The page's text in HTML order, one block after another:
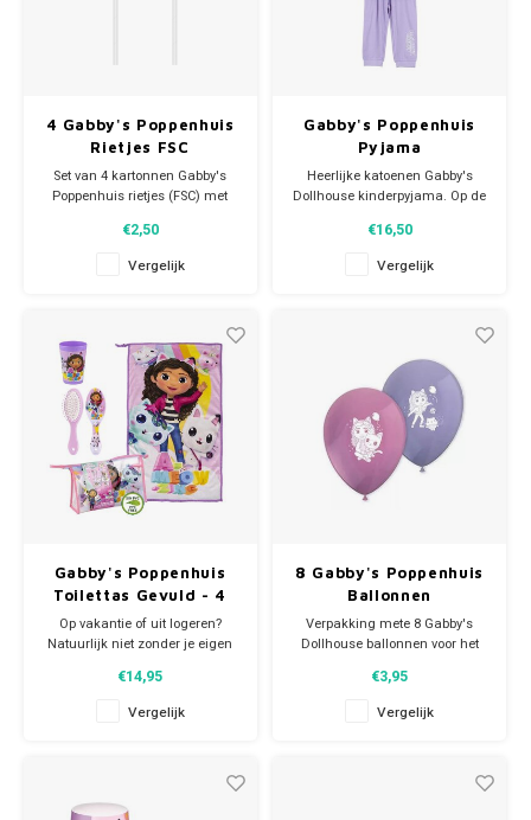
4 Gabby's Poppenhuis
Rietjes FSC
Set van 4 kartonnen Gabby's
Poppenhuis rietjes (FSC) met
Poek. Elke beker limonade wordt
pas écht feestelijk met
een rietje! Je Gabby's Dollhouse
€2,50
Vergelijk
Gabby's Poppenhuis
Pyjama
Heerlijke katoenen Gabby's
Dollhouse kinderpyjama. Op de
pyjama staan Gabby en Pandy
Poek. Materiaal: 100% katoen.
€16,50
Vergelijk
Gabby's Poppenhuis
Toilettas Gevuld - 4
Delig
Op vakantie of uit logeren?
Natuurlijk niet zonder je eigen
toebehoren. De Gabby's
Poppenhuis toilettas bevat een
plastic beker, haarborstel en een
€14,95
Vergelijk
8 Gabby's Poppenhuis
Ballonnen
Verpakking mete 8 Gabby's
Dollhouse ballonnen voor het
ballonnen hebben een
doorsnede van 28 cm.
Materiaal: latex/gummi. Je
€3,95
Vergelijk